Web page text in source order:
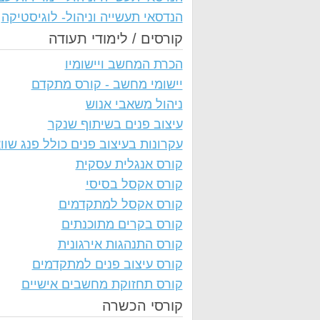
הנדסאי תעשייה וניהול- לוגיסטיקה
קורסים / לימודי תעודה
הכרת המחשב ויישומיו
יישומי מחשב - קורס מתקדם
ניהול משאבי אנוש
עיצוב פנים בשיתוף שנקר
עקרונות בעיצוב פנים כולל פנג
קורס אנגלית עסקית
קורס אקסל בסיסי
קורס אקסל למתקדמים
קורס בקרים מתוכנתים
קורס התנהגות אירגונית
קורס עיצוב פנים למתקדמים
קורס תחזוקת מחשבים אישיים
קורסי הכשרה